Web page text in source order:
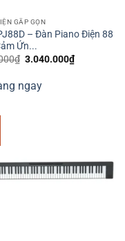
GẤP GỌN
– Đàn Piano Điện 88
Ứn...
₫ Giá
3.500.000₫.
3.040.000₫Giá
hiện
ngay